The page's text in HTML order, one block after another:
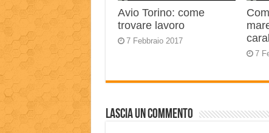
Avio Torino: come
trovare lavoro
7 Febbraio 2017
7
Lascia un commento